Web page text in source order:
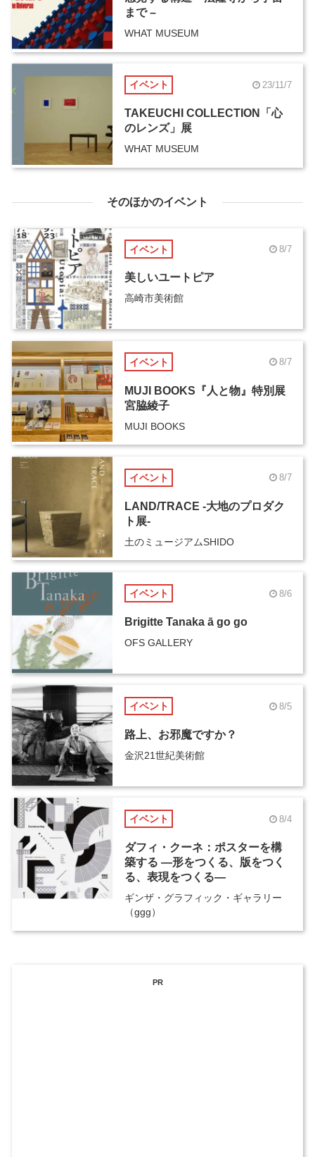
まで –
WHAT MUSEUM
イベント 23/11/7
TAKEUCHI COLLECTION「心
のレンズ」展
WHAT MUSEUM
そのほかのイベント
イベント 8/7
美しいユートピア
高崎市美術館
イベント 8/7
MUJI BOOKS『人と物』特別展
宮脇綾子
MUJI BOOKS
イベント 8/7
LAND/TRACE -大地のプロダク
ト展-
土のミュージアムSHIDO
イベント 8/6
Brigitte Tanaka ā go go
OFS GALLERY
イベント 8/5
路上、お邪魔ですか？
金沢21世紀美術館
イベント 8/4
ダフィ・クーネ：ポスターを構
築する ―形をつくる、版をつく
る、表現をつくる―
ギンザ・グラフィック・ギャラリー
（ggg）
PR